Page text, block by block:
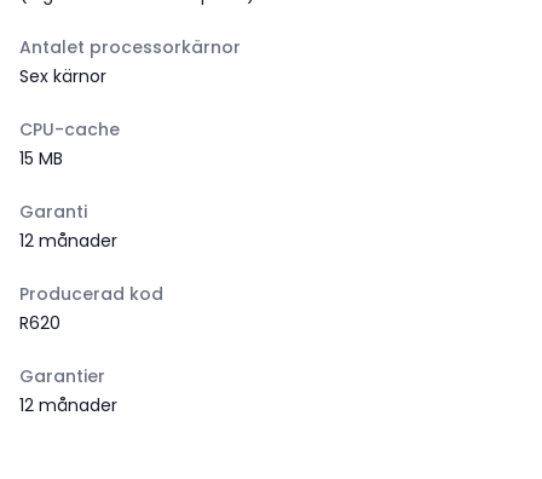
Antalet processorkärnor
Sex kärnor
CPU-cache
15 MB
Garanti
12 månader
Producerad kod
R620
Garantier
12 månader